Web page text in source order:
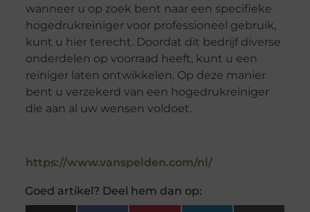
wanneer u op zoek bent naar een specifieke
hogedrukreiniger voor professioneel gebruik,
kunt u hier terecht. Doordat dit bedrijf diverse
onderdelen op voorraad heeft, kunt u een
reiniger laten ontwikkelen. Op deze manier
bent u verzekerd van een hogedrukreiniger
die aan al uw wensen voldoet.
https://www.vanspelden.com/nl/
Goed artikel? Deel hem dan op: